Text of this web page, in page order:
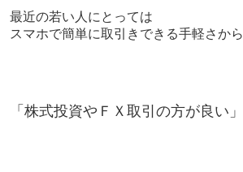
最近の若い人にとっては
スマホで簡単に取引きできる手軽さから
「株式投資やＦＸ取引の方が良い」